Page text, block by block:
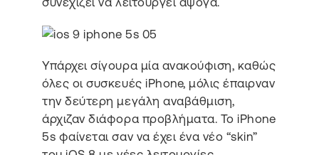
Υπάρχει σίγουρα μία ανακούφιση, καθώς
όλες οι συσκευές iPhone, μόλις έπαιρναν
την δεύτερη μεγάλη αναβάθμιση,
άρχιζαν διάφορα προβλήματα. Το iPhone
5s φαίνεται σαν να έχει ένα νέο “skin”